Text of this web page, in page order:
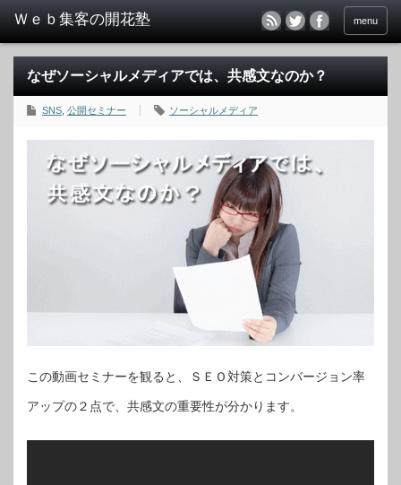
menu
なぜソーシャルメディアでは、共感文なのか？
SNS 公開セミナー ソーシャルメディア
この動画セミナーを観ると、ＳＥＯ対策とコンバージョン率
アップの２点で、共感文の重要性が分かります。